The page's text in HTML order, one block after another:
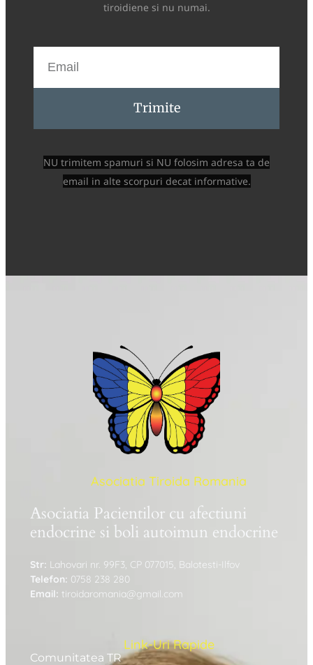
tiroidiene si nu numai.
Trimite
NU trimitem spamuri si NU folosim adresa ta de
email in alte scorpuri decat informative.
Asociatia Tiroida Romania
Asociatia Pacientilor cu afectiuni
endocrine si boli autoimun endocrine
Str: Lahovari nr. 99F3, CP 077015, Balotesti-Ilfov
Telefon: 0758 238 280
Email: tiroidaromania@gmail.com
Link-Uri Rapide
Comunitatea TR